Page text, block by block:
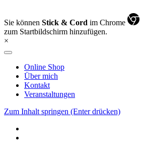
Sie können Stick & Cord im Chrome
zum Startbildschirm hinzufügen.
×
Online Shop
Über mich
Kontakt
Veranstaltungen
Zum Inhalt springen (Enter drücken)